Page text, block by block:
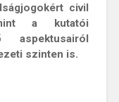
civil
a kutatói
aspektusairól
szinten is.